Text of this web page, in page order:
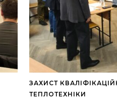
ЗАХИСТ
ТЕПЛОТЕХНІКИ